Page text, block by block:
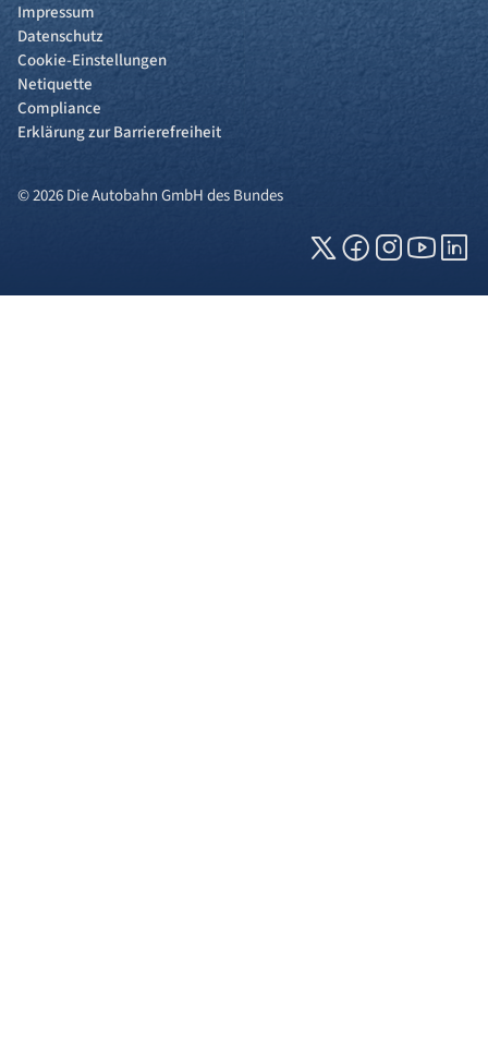
Impressum
Datenschutz
Cookie-Einstellungen
Netiquette
Compliance
Erklärung zur Barrierefreiheit
© 2026 Die Autobahn GmbH des Bundes